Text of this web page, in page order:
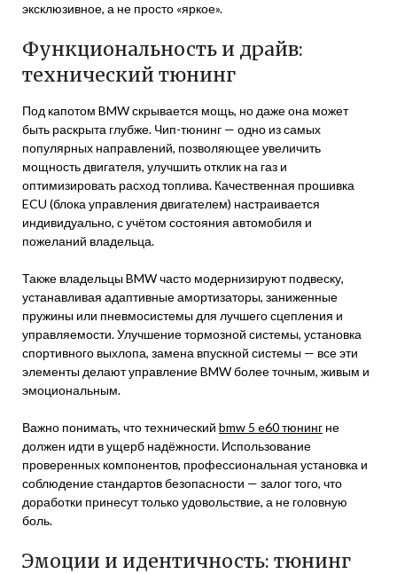
эксклюзивное, а не просто «яркое».
Функциональность и драйв:
технический тюнинг
Под капотом BMW скрывается мощь, но даже она может
быть раскрыта глубже. Чип-тюнинг — одно из самых
популярных направлений, позволяющее увеличить
мощность двигателя, улучшить отклик на газ и
оптимизировать расход топлива. Качественная прошивка
ECU (блока управления двигателем) настраивается
индивидуально, с учётом состояния автомобиля и
пожеланий владельца.
Также владельцы BMW часто модернизируют подвеску,
устанавливая адаптивные амортизаторы, заниженные
пружины или пневмосистемы для лучшего сцепления и
управляемости. Улучшение тормозной системы, установка
спортивного выхлопа, замена впускной системы — все эти
элементы делают управление BMW более точным, живым и
эмоциональным.
Важно понимать, что технический bmw 5 e60 тюнинг не
должен идти в ущерб надёжности. Использование
проверенных компонентов, профессиональная установка и
соблюдение стандартов безопасности — залог того, что
доработки принесут только удовольствие, а не головную
боль.
Эмоции и идентичность: тюнинг